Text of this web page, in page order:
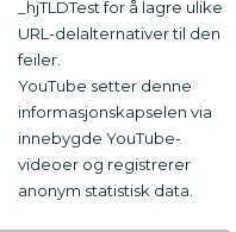
_hjTLDTest for å lagre ulike
URL-delalternativer til den
feiler.
YouTube setter denne
informasjonskapselen via
innebygde YouTube-
videoer og registrerer
anonym statistisk data.